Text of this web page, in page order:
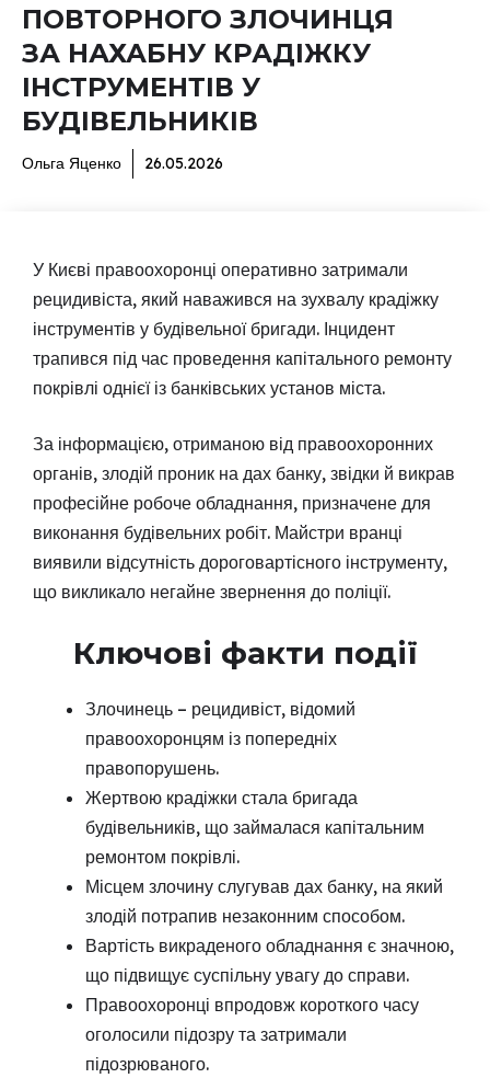
ПОВТОРНОГО ЗЛОЧИНЦЯ
ЗА НАХАБНУ КРАДІЖКУ
ІНСТРУМЕНТІВ У
БУДІВЕЛЬНИКІВ
Ольга Яценко 26.05.2026
У Києві правоохоронці оперативно затримали
рецидивіста, який наважився на зухвалу крадіжку
інструментів у будівельної бригади. Інцидент
трапився під час проведення капітального ремонту
покрівлі однієї із банківських установ міста.
За інформацією, отриманою від правоохоронних
органів, злодій проник на дах банку, звідки й викрав
професійне робоче обладнання, призначене для
виконання будівельних робіт. Майстри вранці
виявили відсутність дороговартісного інструменту,
що викликало негайне звернення до поліції.
Ключові факти події
Злочинець – рецидивіст, відомий
правоохоронцям із попередніх
правопорушень.
Жертвою крадіжки стала бригада
будівельників, що займалася капітальним
ремонтом покрівлі.
Місцем злочину слугував дах банку, на який
злодій потрапив незаконним способом.
Вартість викраденого обладнання є значною,
що підвищує суспільну увагу до справи.
Правоохоронці впродовж короткого часу
оголосили підозру та затримали
підозрюваного.